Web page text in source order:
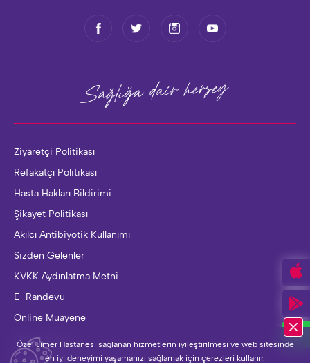
Sağlığa dairherşey
Ziyaretçi Politikası
Refakatçı Politikası
Hasta Hakları Bildirimi
Şikayet Politikası
Akılcı Antibiyotik Kullanımı
Sizden Gelenler
KVKK Aydınlatma Metni
E-Randevu
Online Muayene
Online Sonuç
Çalışanlar İçin İletişim Formu
Özel Jimer Hastanesi sağlanan hizmetlerin iyileştirilmesi ve web sitesinde
en iyi deneyimi yaşamanızı sağlamak için çerezleri kullanır.